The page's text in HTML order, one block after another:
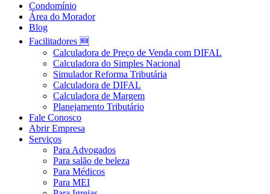
Condomínio
Área do Morador
Blog
Facilitadores 🆕
Calculadora de Preço de Venda com DIFAL
Calculadora do Simples Nacional
Simulador Reforma Tributária
Calculadora de DIFAL
Calculadora de Margem
Planejamento Tributário
Fale Conosco
Abrir Empresa
Serviços
Para Advogados
Para salão de beleza
Para Médicos
Para MEI